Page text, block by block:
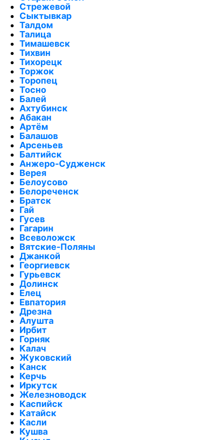
Стрежевой
Сыктывкар
Талдом
Талица
Тимашевск
Тихвин
Тихорецк
Торжок
Торопец
Тосно
Балей
Ахтубинск
Абакан
Артём
Балашов
Арсеньев
Балтийск
Анжеро-Судженск
Верея
Белоусово
Белореченск
Братск
Гай
Гусев
Гагарин
Всеволожск
Вятские-Поляны
Джанкой
Георгиевск
Гурьевск
Долинск
Елец
Евпатория
Дрезна
Алушта
Ирбит
Горняк
Калач
Жуковский
Канск
Керчь
Иркутск
Железноводск
Каспийск
Катайск
Касли
Кушва